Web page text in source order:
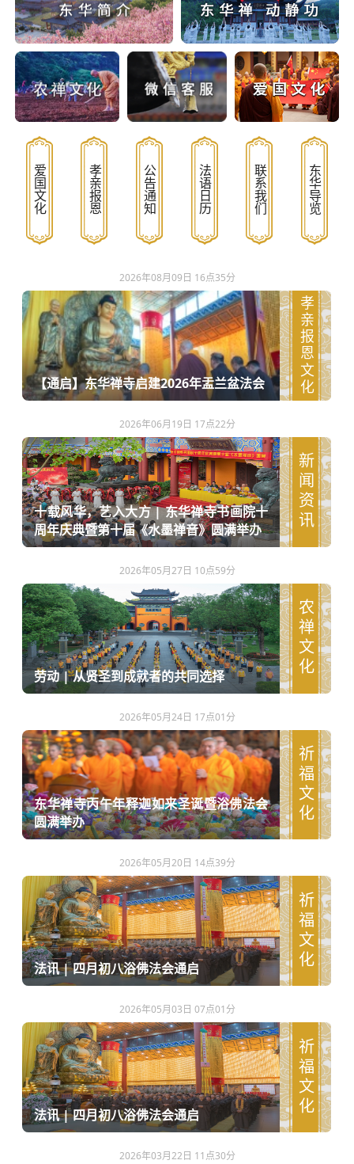
爱国文化 孝亲报恩 公告通知 法语日历 联系我们 东华导览
2026年08月09日 16点35分
【通启】东华禅寺启建2026年盂兰盆法会 孝亲报恩文化
2026年06月19日 17点22分
十载风华，艺入大方 | 东华禅寺书画院十
周年庆典暨第十届《水墨禅音》圆满举办
新闻资讯
2026年05月27日 10点59分
劳动 | 从贤圣到成就者的共同选择 农禅文化
2026年05月24日 17点01分
东华禅寺丙午年释迦如来圣诞暨浴佛法会
圆满举办
祈福文化
2026年05月20日 14点39分
法讯 | 四月初八浴佛法会通启 祈福文化
2026年05月03日 07点01分
法讯 | 四月初八浴佛法会通启 祈福文化
2026年03月22日 11点30分